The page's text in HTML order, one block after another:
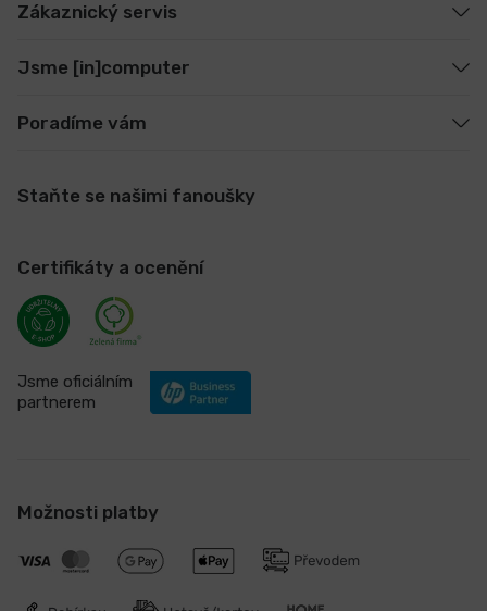
Zákaznický servis
Jsme [in]computer
Poradíme vám
Staňte se našimi fanoušky
Certifikáty a ocenění
Jsme oficiálním
partnerem
Možnosti platby